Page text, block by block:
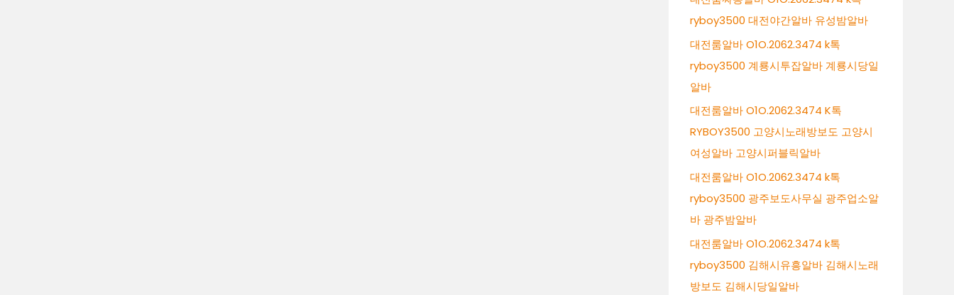
ryboy3500 대전야간알바 유성밤알바
대전룸알바 O1O.2062.3474 k톡
ryboy3500 계룡시투잡알바 계룡시당일
알바
대전룸알바 O1O.2062.3474 K톡
RYBOY3500 고양시노래방보도 고양시
여성알바 고양시퍼블릭알바
대전룸알바 O1O.2062.3474 k톡
ryboy3500 광주보도사무실 광주업소알
바 광주밤알바
대전룸알바 O1O.2062.3474 k톡
ryboy3500 김해시유흥알바 김해시노래
방보도 김해시당일알바